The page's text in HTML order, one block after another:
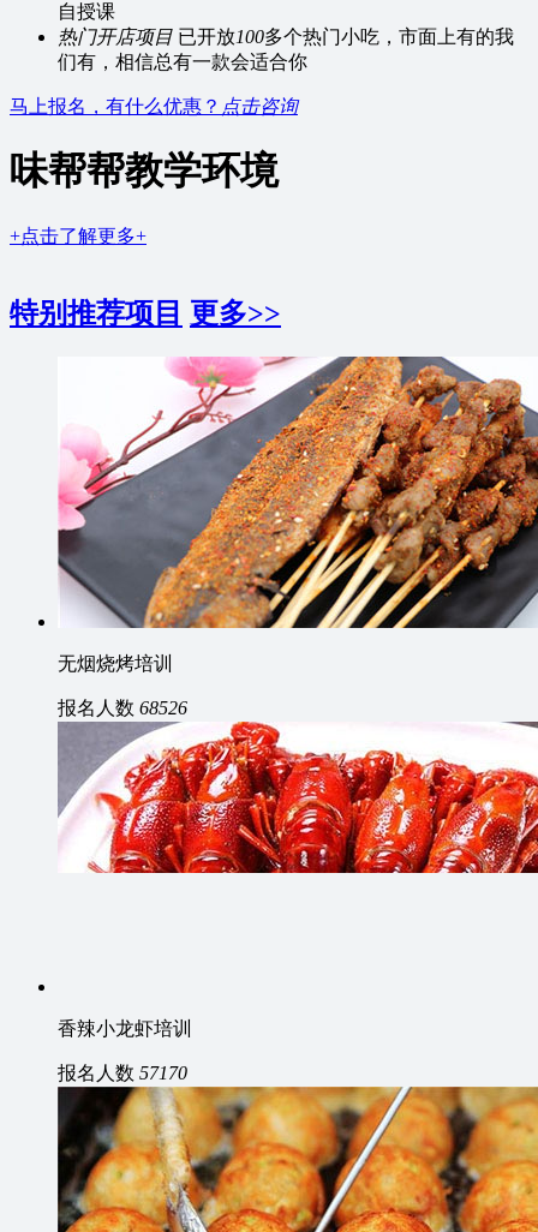
自授课
热门开店项目 已开放100多个热门小吃，市面上有的我
们有，相信总有一款会适合你
马上报名，有什么优惠？ 点击咨询
味帮帮教学环境
+点击了解更多+
特别推荐项目 更多>>
无烟烧烤培训
报名人数 68526
香辣小龙虾培训
报名人数 57170